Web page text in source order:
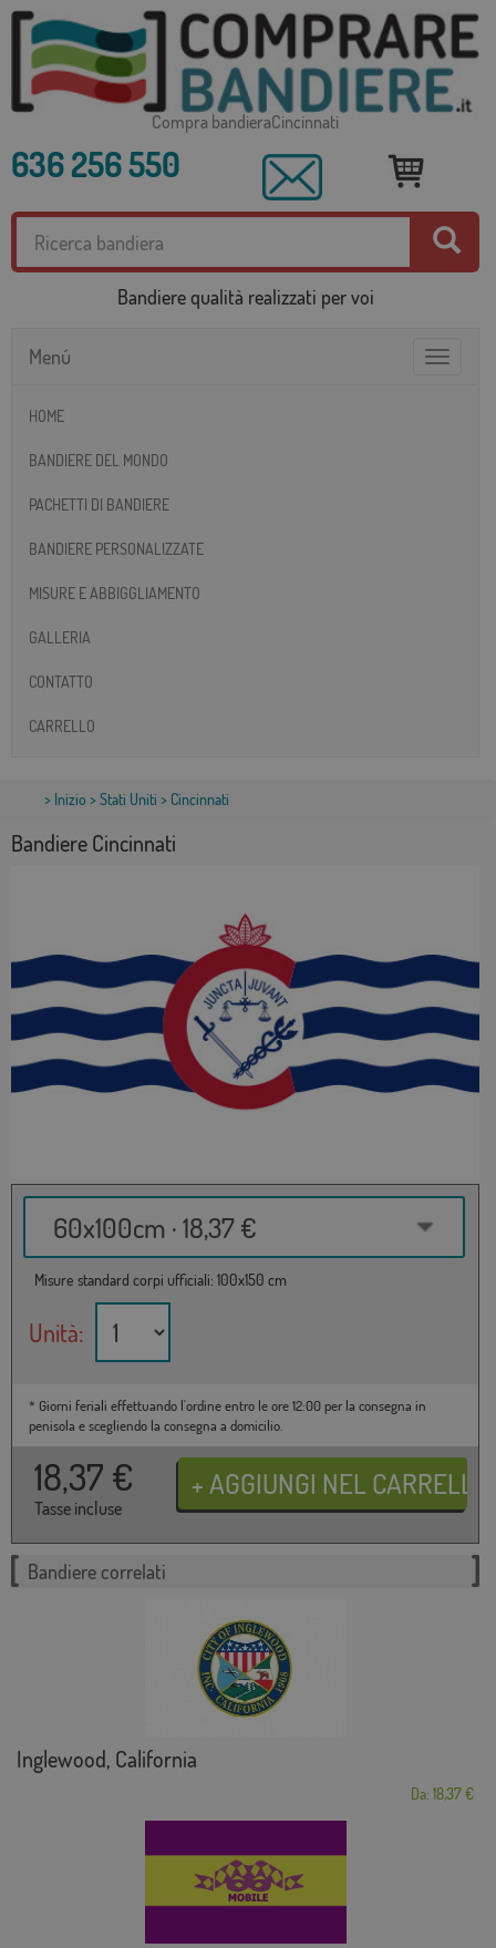
Compra bandieraCincinnati
636 256 550
Bandiere qualità realizzati per voi
Toggle
Menú
HOME
BANDIERE DEL MONDO
PACHETTI DI BANDIERE
BANDIERE PERSONALIZZATE
MISURE E ABBIGGLIAMENTO
GALLERIA
CONTATTO
CARRELLO
> Inizio > Stati Uniti > Cincinnati
Bandiere Cincinnati
60x100cm · 18,37 €
Misure standard corpi ufficiali: 100x150 cm
Unità:
* Giorni feriali effettuando l'ordine entro le ore 12:00 per la consegna in
penisola e scegliendo la consegna a domicilio.
18,37 €
Tasse incluse
Bandiere correlati
Inglewood, California
Da: 18,37 €